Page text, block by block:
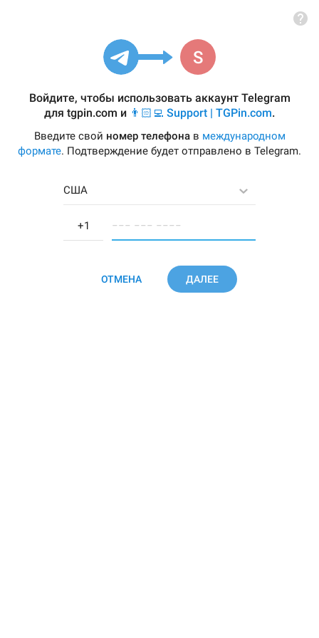
Войдите, чтобы использовать аккаунт Telegram
для tgpin.com и 👨🏻‍💻 Support | TGPin.com.
Введите свой номер телефонав международном
формате. Подтверждение будет отправлено в Telegram.
США
−−− −−− −−−−
ОТМЕНА ДАЛЕЕ